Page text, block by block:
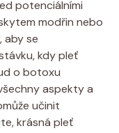
​potenciálními
modřin nebo
aby se
kdy pleť
o botoxu⁣
aspekty a
učinit
krásná pleť